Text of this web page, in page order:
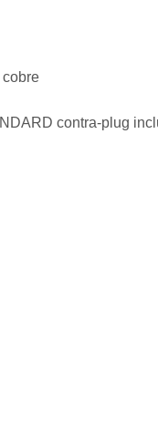
contra-plug